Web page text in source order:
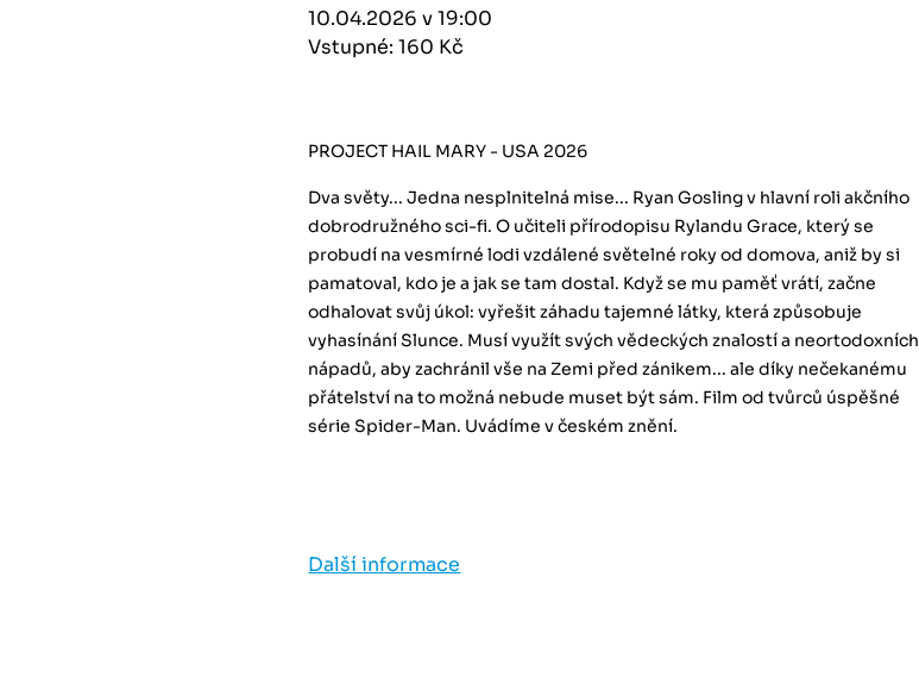
10.04.2026 v 19:00
Vstupné: 160 Kč
PROJECT HAIL MARY - USA 2026
Dva světy... Jedna nesplnitelná mise... Ryan Gosling v hlavní roli akčního
dobrodružného sci-fi. O učiteli přírodopisu Rylandu Grace, který se
probudí na vesmírné lodi vzdálené světelné roky od domova, aniž by si
pamatoval, kdo je a jak se tam dostal. Když se mu paměť vrátí, začne
odhalovat svůj úkol: vyřešit záhadu tajemné látky, která způsobuje
vyhasínání Slunce. Musí využít svých vědeckých znalostí a neortodoxních
nápadů, aby zachránil vše na Zemi před zánikem... ale díky nečekanému
přátelství na to možná nebude muset být sám. Film od tvůrců úspěšné
série Spider-Man. Uvádíme v českém znění.
Další informace